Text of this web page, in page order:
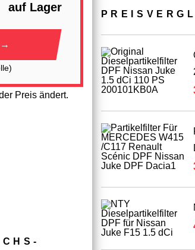
auf Lager
Preis ändert.